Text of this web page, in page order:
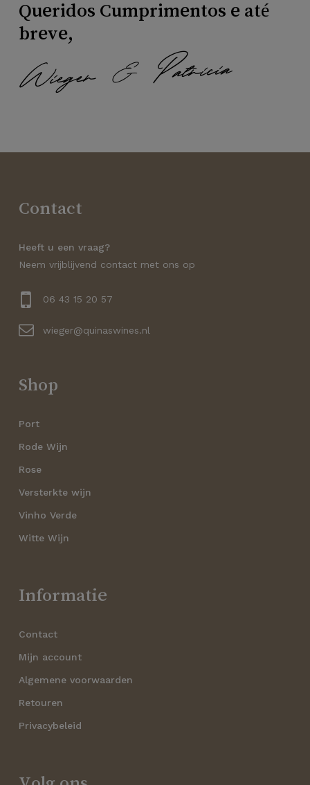
Queridos Cumprimentos e até
breve,
Wieger & Patricia
Contact
Heeft u een vraag?
Neem vrijblijvend contact met ons op
06 43 15 20 57
wieger@quinaswines.nl
Shop
Port
Rode Wijn
Rose
Versterkte wijn
Vinho Verde
Witte Wijn
Informatie
Contact
Mijn account
Algemene voorwaarden
Retouren
Privacybeleid